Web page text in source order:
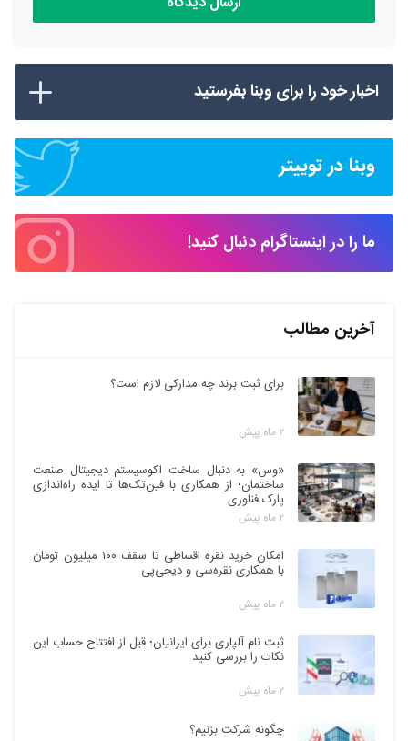
اخبار خود را برای وبنا بفرستید
وبنا در توییتر
ما را در اینستاگرام دنبال کنید!
آخرین مطالب
برای ثبت برند چه مدارکی لازم است؟
۲ ماه پیش
«وس» به دنبال ساخت اکوسیستم دیجیتال صنعت
ساختمان؛ از همکاری با فین‌تک‌ها تا ایده راه‌اندازی
پارک فناوری
۲ ماه پیش
امکان خرید نقره اقساطی تا سقف ۱۰۰ میلیون تومان
با همکاری نقره‌سی و دیجی‌پی
۲ ماه پیش
ثبت نام آلپاری برای ایرانیان؛ قبل از افتتاح حساب این
نکات را بررسی کنید
۲ ماه پیش
چگونه شرکت بزنیم؟